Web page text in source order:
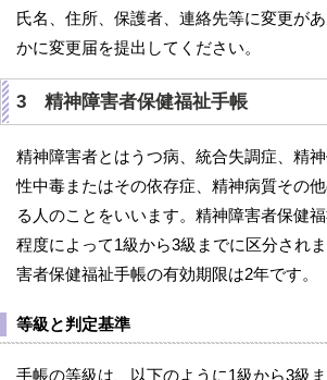
氏名、住所、保護者、連絡先等に変更が
かに変更届を提出してください。
3 精神障害者保健福祉手帳
精神障害者とはうつ病、統合失調症、精
性中毒またはその依存症、精神病質その
る人のことをいいます。精神障害者保健
程度によって1級から3級までに区分され
害者保健福祉手帳の有効期限は2年です。
等級と判定基準
手帳の等級は、以下のように1級から3級